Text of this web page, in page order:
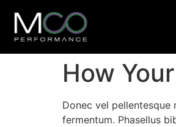
How
Donec vel pellentesque
fermentum. Phasellus